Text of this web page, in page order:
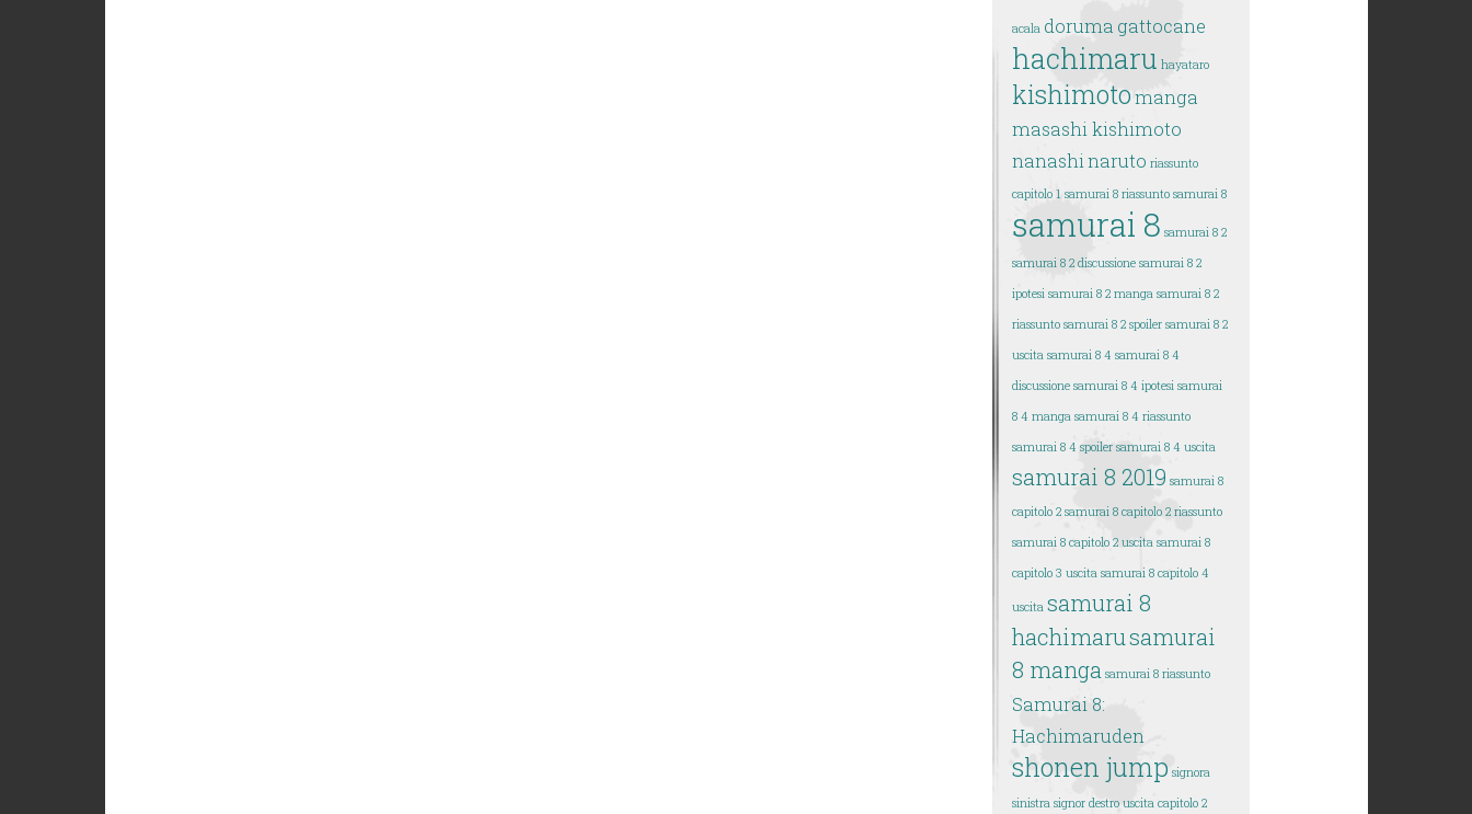
acala doruma gattocane
hachimaru hayataro
kishimoto manga
masashi kishimoto
nanashi naruto riassunto
capitolo 1 samurai 8 riassunto samurai 8
samurai 8 samurai 8 2
samurai 8 2 discussione samurai 8 2
ipotesi samurai 8 2 manga samurai 8 2
riassunto samurai 8 2 spoiler samurai 8 2
uscita samurai 8 4 samurai 8 4
discussione samurai 8 4 ipotesi samurai
8 4 manga samurai 8 4 riassunto
samurai 8 4 spoiler samurai 8 4 uscita
samurai 8 2019 samurai 8
capitolo 2 samurai 8 capitolo 2 riassunto
samurai 8 capitolo 2 uscita samurai 8
capitolo 3 uscita samurai 8 capitolo 4
uscita samurai 8
hachimarusamurai
8 manga samurai 8 riassunto
Samurai 8:
Hachimaruden
shonen jump signora
sinistra signor destro uscita capitolo 2